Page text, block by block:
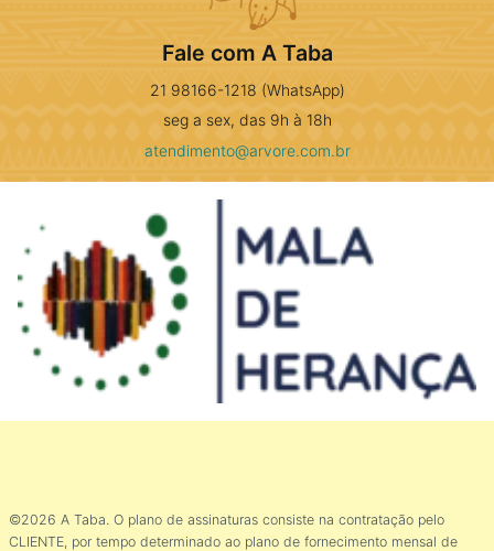
Fale com A Taba
21 98166-1218 (WhatsApp)
seg a sex, das 9h à 18h
atendimento@arvore.com.br
©2026 A Taba. O plano de assinaturas consiste na contratação pelo
CLIENTE, por tempo determinado ao plano de fornecimento mensal de